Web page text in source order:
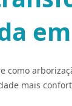
como
mais